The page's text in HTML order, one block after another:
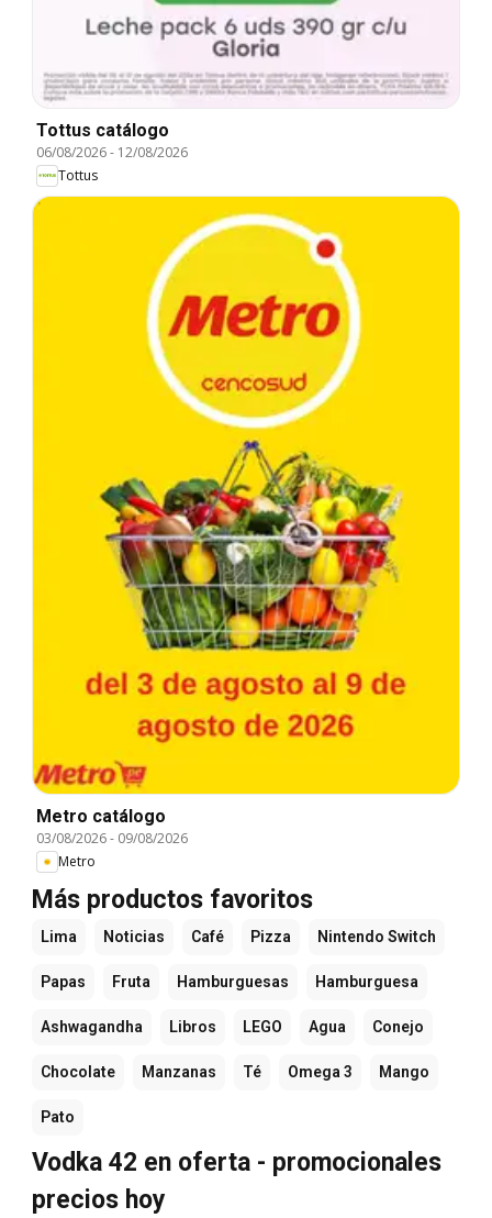
Tottus catálogo
06/08/2026- 12/08/2026
Tottus
Metro catálogo
03/08/2026- 09/08/2026
Metro
Más productos favoritos
Lima Noticias Café Pizza Nintendo Switch
Papas Fruta Hamburguesas Hamburguesa
Ashwagandha Libros LEGO Agua Conejo
Chocolate Manzanas Té Omega 3 Mango
Pato
Vodka 42 en oferta - promocionales
precios hoy